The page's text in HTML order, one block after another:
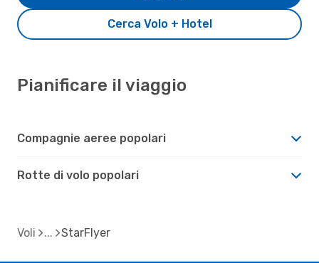
Cerca Volo + Hotel
Pianificare il viaggio
Compagnie aeree popolari
Rotte di volo popolari
Voli StarFlyer